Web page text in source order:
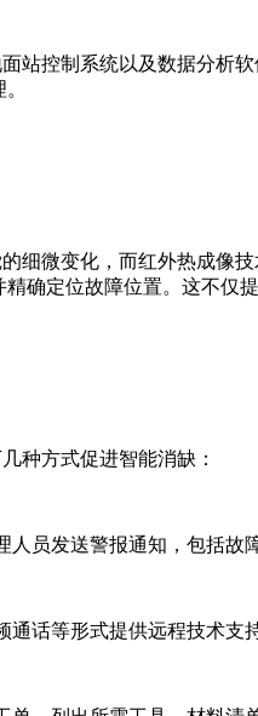
控制系统以及数据分析
微变化，而红外热成像
确定位故障位置。这不仅
种方式促进智能消缺：
发送警报通知，包括故
等形式提供远程技术支